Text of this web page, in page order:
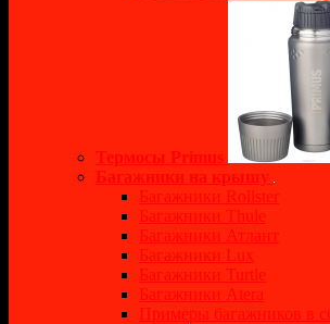
Термосы Primus
Багажники на крышу
Багажники Rollster
Багажники Thule
Багажники Атлант
Багажники Lux
Багажники Turtle
Багажники Atera
Примеры багажников в